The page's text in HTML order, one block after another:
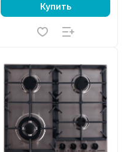
Купить